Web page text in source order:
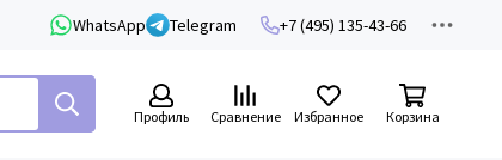
WhatsApp Telegram +7 (495) 135-43-66
Профиль Сравнение Избранное Корзина